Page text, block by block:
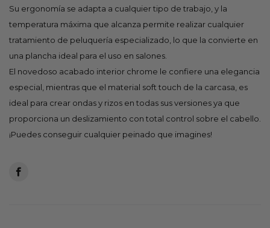
Su ergonomía se adapta a cualquier tipo de trabajo, y la
temperatura máxima que alcanza permite realizar cualquier
tratamiento de peluquería especializado, lo que la convierte en
una plancha ideal para el uso en salones.
El novedoso acabado interior chrome le confiere una elegancia
especial, mientras que el material soft touch de la carcasa, es
ideal para crear ondas y rizos en todas sus versiones ya que
proporciona un deslizamiento con total control sobre el cabello.
¡Puedes conseguir cualquier peinado que imagines!